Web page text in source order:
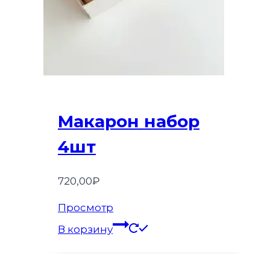
Макарон набор
4шт
720,00₽
Просмотр
В корзину